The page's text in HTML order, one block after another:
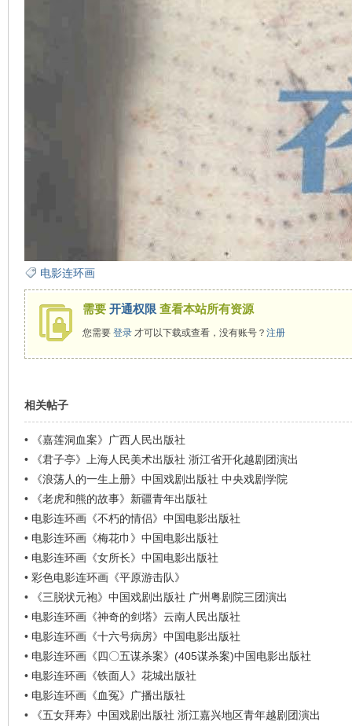
电影连环画
需要 开通权限 查看本站所有资源
您需要 登录才可以下载或查看，没有账号？ 注册
相关帖子
•
《嘉莲洞血案》广西人民出版社
•
《君子亭》上海人民美术出版社 浙江省开化越剧团演出
•
《浪荡人的一生上册》中国戏剧出版社 中央戏剧学院
•
《老虎和熊的故事》新疆青年出版社
• 电影连环画《不朽的情侣》中国电影出版社
• 电影连环画《梅花巾》中国电影出版社
• 电影连环画《女所长》中国电影出版社
• 彩色电影连环画《平原游击队》
•
《三脱状元袍》中国戏剧出版社 广州粤剧院三团演出
• 电影连环画《神奇的剑塔》云南人民出版社
• 电影连环画《十六号病房》中国电影出版社
• 电影连环画《四〇五谋杀案》(405谋杀案)中国电影出版社
• 电影连环画《铁面人》花城出版社
• 电影连环画《血冤》广播出版社
•
《五女拜寿》中国戏剧出版社 浙江嘉兴地区青年越剧团演出